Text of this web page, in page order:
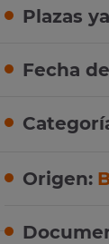
Plazas
Fecha
Origen: